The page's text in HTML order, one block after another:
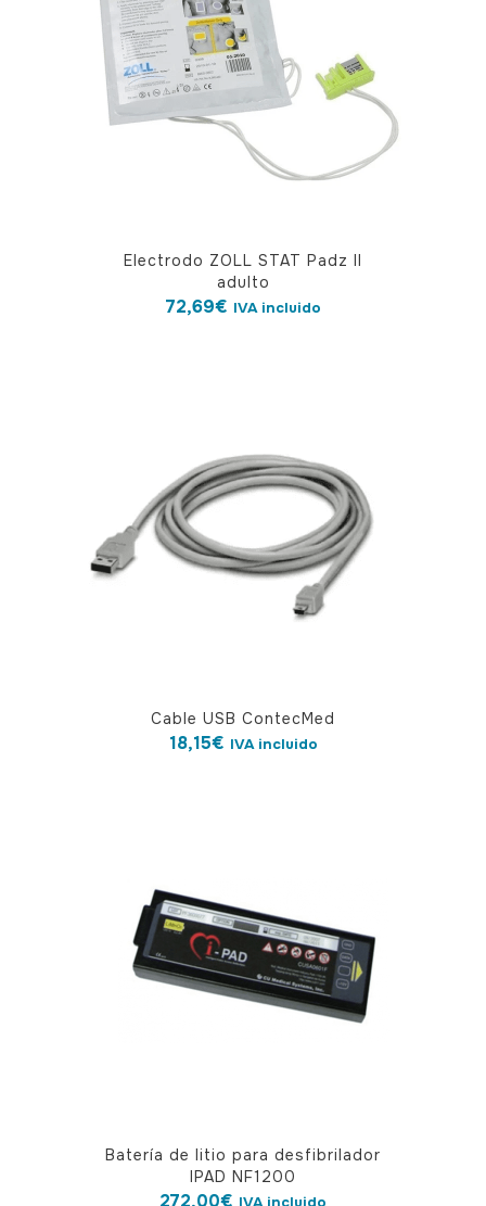
Electrodo ZOLL STAT Padz II
adulto
72,69€ IVA incluido
Cable USB ContecMed
18,15€ IVA incluido
Batería de litio para desfibrilador
IPAD NF1200
272,00€ IVA incluido